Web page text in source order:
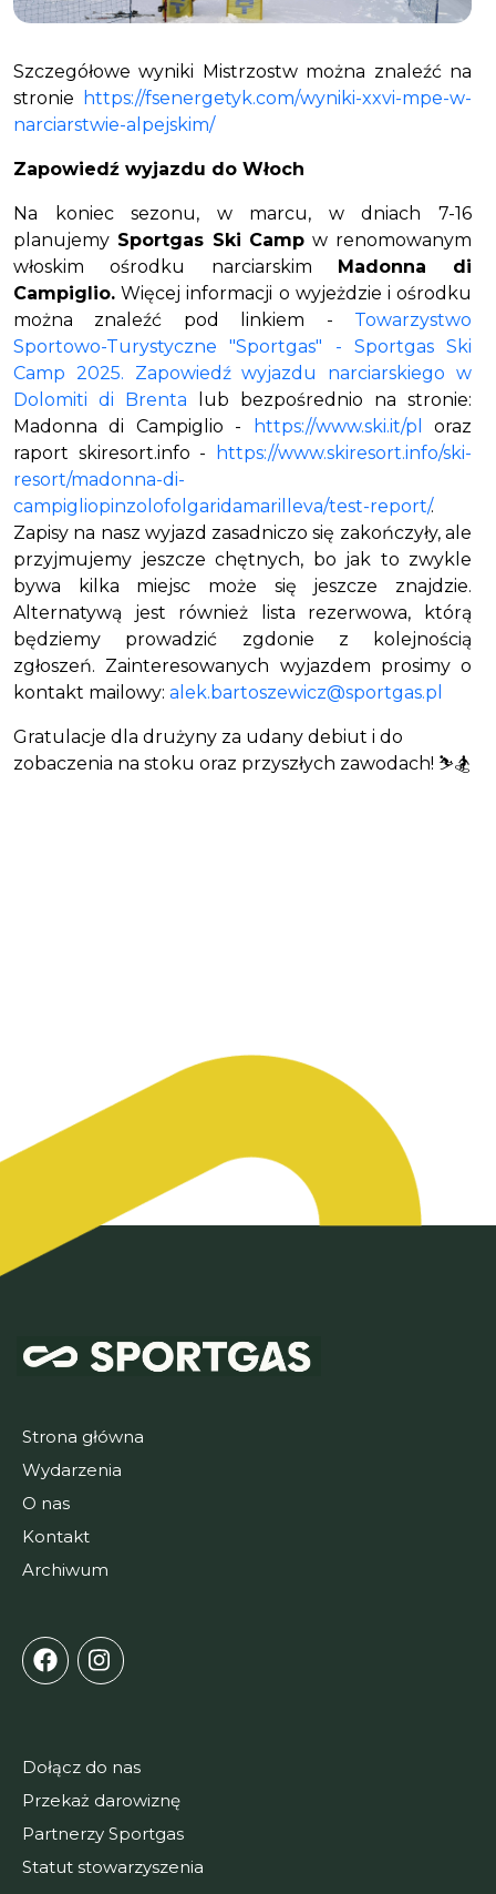
Szczegółowe wyniki Mistrzostw można znaleźć na
stronie
https://fsenergetyk.com/wyniki-xxvi-mpe-w-
narciarstwie-alpejskim/
Zapowiedź wyjazdu do Włoch
Na koniec sezonu, w marcu, w dniach 7-16
planujemy Sportgas Ski Camp w renomowanym
włoskim ośrodku narciarskim Madonna di
Campiglio. Więcej informacji o wyjeżdzie i ośrodku
można znaleźć pod linkiem - Towarzystwo
Sportowo-Turystyczne "Sportgas" - Sportgas Ski
Camp 2025. Zapowiedź wyjazdu narciarskiego w
Dolomiti di Brenta lub bezpośrednio na stronie:
Madonna di Campiglio -
https://www.ski.it/pl
oraz
raport skiresort.info -
https://www.skiresort.info/ski-
resort/madonna-di-
campigliopinzolofolgaridamarilleva/test-report/.
Zapisy na nasz wyjazd zasadniczo się zakończyły, ale
przyjmujemy jeszcze chętnych, bo jak to zwykle
bywa kilka miejsc może się jeszcze znajdzie.
Alternatywą jest również lista rezerwowa, którą
będziemy prowadzić zgdonie z kolejnością
zgłoszeń. Zainteresowanych wyjazdem prosimy o
kontakt mailowy: alek.bartoszewicz@sportgas.pl
Gratulacje dla drużyny za udany debiut i do
zobaczenia na stoku oraz przyszłych zawodach! ⛷️🏂
Strona główna
Wydarzenia
O nas
Kontakt
Archiwum
Dołącz do nas
Przekaż darowiznę
Partnerzy Sportgas
Statut stowarzyszenia